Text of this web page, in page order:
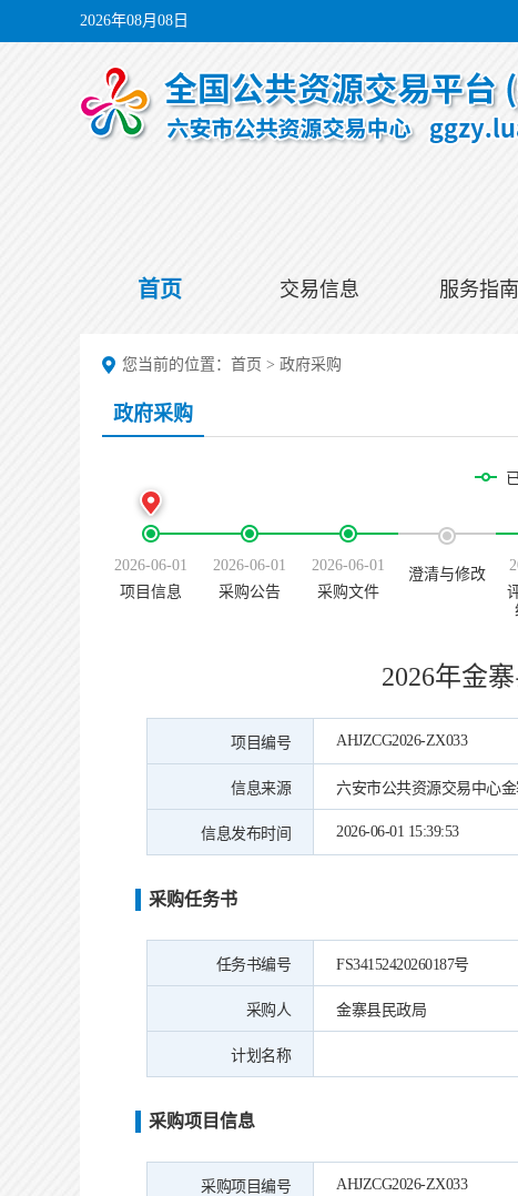
2026年08月08日
首页 交易信息 服务指南
您当前的位置： 首页 > 政府采购
政府采购
2026-06-01
项目信息
2026-06-01
采购公告
2026-06-01
采购文件
澄清与修改
2026年金
项目编号 AHJZCG2026-ZX033
信息来源 六安市公共资源交易中心
信息发布时间 2026-06-01 15:39:53
采购任务书
任务书编号 FS34152420260187号
采购人 金寨县民政局
计划名称
采购项目信息
采购项目编号 AHJZCG2026-ZX033